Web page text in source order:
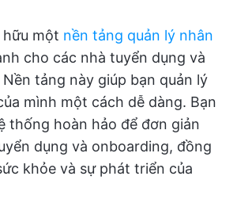
hữu một nền tảng quản lý nhân
cho các nhà tuyển dụng và
tảng này giúp bạn quản lý
mình một cách dễ dàng. Bạn
thống hoàn hảo để đơn giản
dụng và onboarding, đồng
khỏe và sự phát triển của